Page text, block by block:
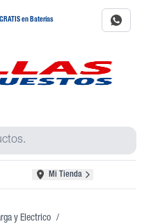
en Baterías
Mi Tienda
y Electrico /